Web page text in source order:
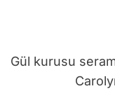
Gül kurusu